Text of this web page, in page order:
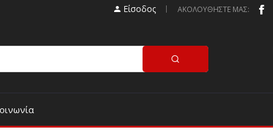
Είσοδος ΑΚΟΛΟΥΘΗΣΤΕ ΜΑΣ: